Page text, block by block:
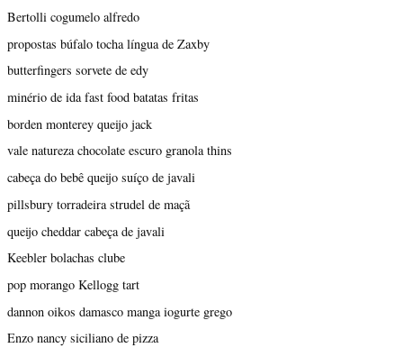
Bertolli cogumelo alfredo
propostas búfalo tocha língua de Zaxby
butterfingers sorvete de edy
minério de ida fast food batatas fritas
borden monterey queijo jack
vale natureza chocolate escuro granola thins
cabeça do bebê queijo suíço de javali
pillsbury torradeira strudel de maçã
queijo cheddar cabeça de javali
Keebler bolachas clube
pop morango Kellogg tart
dannon oikos damasco manga iogurte grego
Enzo nancy siciliano de pizza